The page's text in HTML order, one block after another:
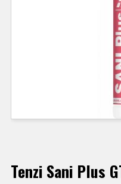
Tenzi Sani Plus